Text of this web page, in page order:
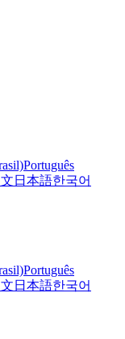
Português
日本語한국어
Português
日本語한국어